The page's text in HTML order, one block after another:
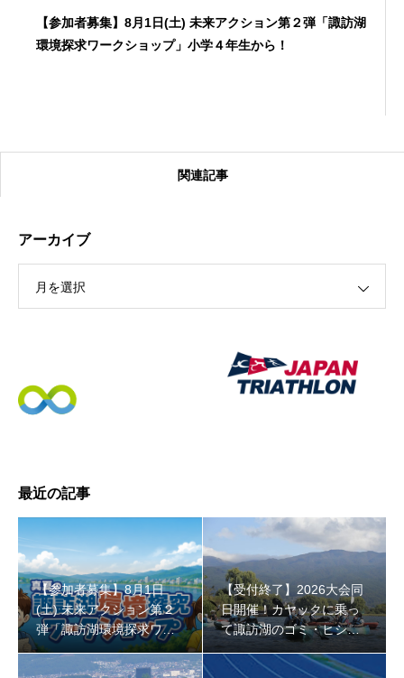
【参加者募集】8月1日(土) 未来アクション第２弾「諏訪湖
環境探求ワークショップ」小学４年生から！
【受付終了】2026大会同日開催！カヤックに乗って諏訪
【受付終了】2026大会同日開催！小学生対象キッズ・ラ
ン大会
関連記事
アーカイブ
月を選択
最近の記事
【参加者募集】8月1日
(土) 未来アクション第２
弾「諏訪湖環境探求ワー
クショップ」小学４年生
から！
【受付終了】2026大会同
日開催！カヤックに乗っ
て諏訪湖のゴミ・ヒシを
回収しよう！